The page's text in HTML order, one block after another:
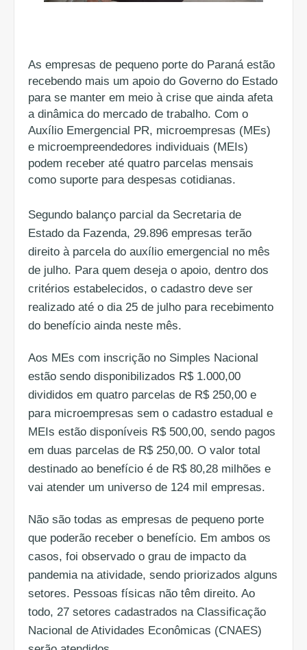
As empresas de pequeno porte do Paraná estão
recebendo mais um apoio do Governo do Estado
para se manter em meio à crise que ainda afeta
a dinâmica do mercado de trabalho. Com o
Auxílio Emergencial PR, microempresas (MEs)
e microempreendedores individuais (MEIs)
podem receber até quatro parcelas mensais
como suporte para despesas cotidianas.
Segundo balanço parcial da Secretaria de
Estado da Fazenda, 29.896 empresas terão
direito à parcela do auxílio emergencial no mês
de julho. Para quem deseja o apoio, dentro dos
critérios estabelecidos, o cadastro deve ser
realizado até o dia 25 de julho para recebimento
do benefício ainda neste mês.
Aos MEs com inscrição no Simples Nacional
estão sendo disponibilizados R$ 1.000,00
divididos em quatro parcelas de R$ 250,00 e
para microempresas sem o cadastro estadual e
MEIs estão disponíveis R$ 500,00, sendo pagos
em duas parcelas de R$ 250,00. O valor total
destinado ao benefício é de R$ 80,28 milhões e
vai atender um universo de 124 mil empresas.
Não são todas as empresas de pequeno porte
que poderão receber o benefício. Em ambos os
casos, foi observado o grau de impacto da
pandemia na atividade, sendo priorizados alguns
setores. Pessoas físicas não têm direito. Ao
todo, 27 setores cadastrados na Classificação
Nacional de Atividades Econômicas (CNAES)